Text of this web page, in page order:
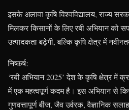
इसके अलावा कृषि विश्वविद्यालय, राज्य
मिलकर किसानों के लिए रबी अभियान
उत्पादकता बढ़ेगी, बल्कि कृषि क्षेत्र में
निष्कर्ष:
‘रबी अभियान 2025’ देश के कृषि क्षेत्र में
में एक महत्वपूर्ण कदम है। इस अभियान से
गुणवत्तापूर्ण बीज, जैव उर्वरक, वैज्ञानिक